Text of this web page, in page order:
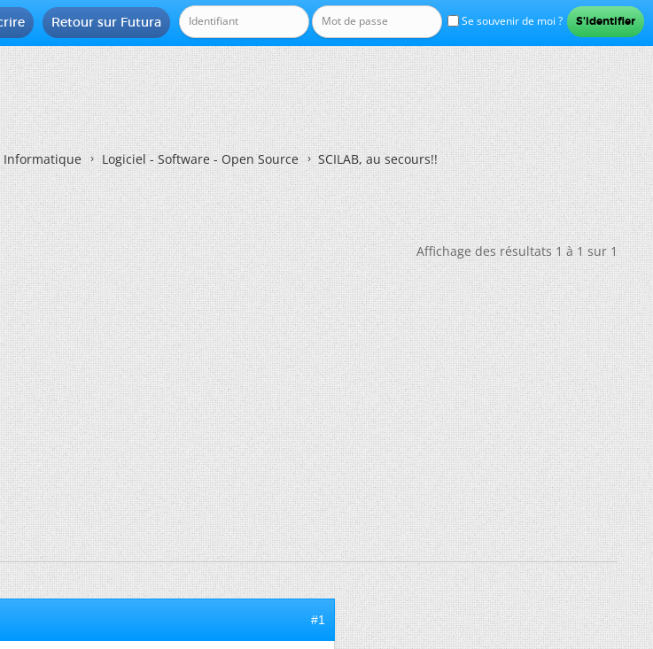
Se souvenir de moi ?
Retour sur Futura
Informatique Logiciel - Software - Open Source SCILAB, au secours!!
Affichage des résultats 1 à 1 sur 1
#1